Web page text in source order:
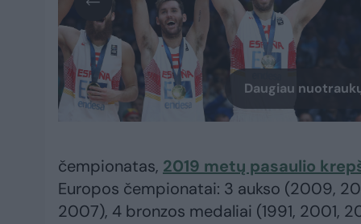
Daugiau
čempionatas, 2019 metų pasaulio
Europos čempionatai: 3 aukso (2009,
2007), 4 bronzos medaliai (1991, 2001,